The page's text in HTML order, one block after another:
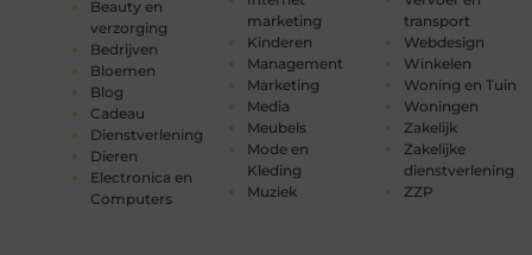
Beauty en
verzorging
Bedrijven
Bloemen
Blog
Cadeau
Dienstverlening
Dieren
Electronica en
Computers
marketing
Kinderen
Management
Marketing
Media
Meubels
Mode en
Kleding
Muziek
transport
Webdesign
Winkelen
Woning en Tuin
Woningen
Zakelijk
Zakelijke
dienstverlening
ZZP